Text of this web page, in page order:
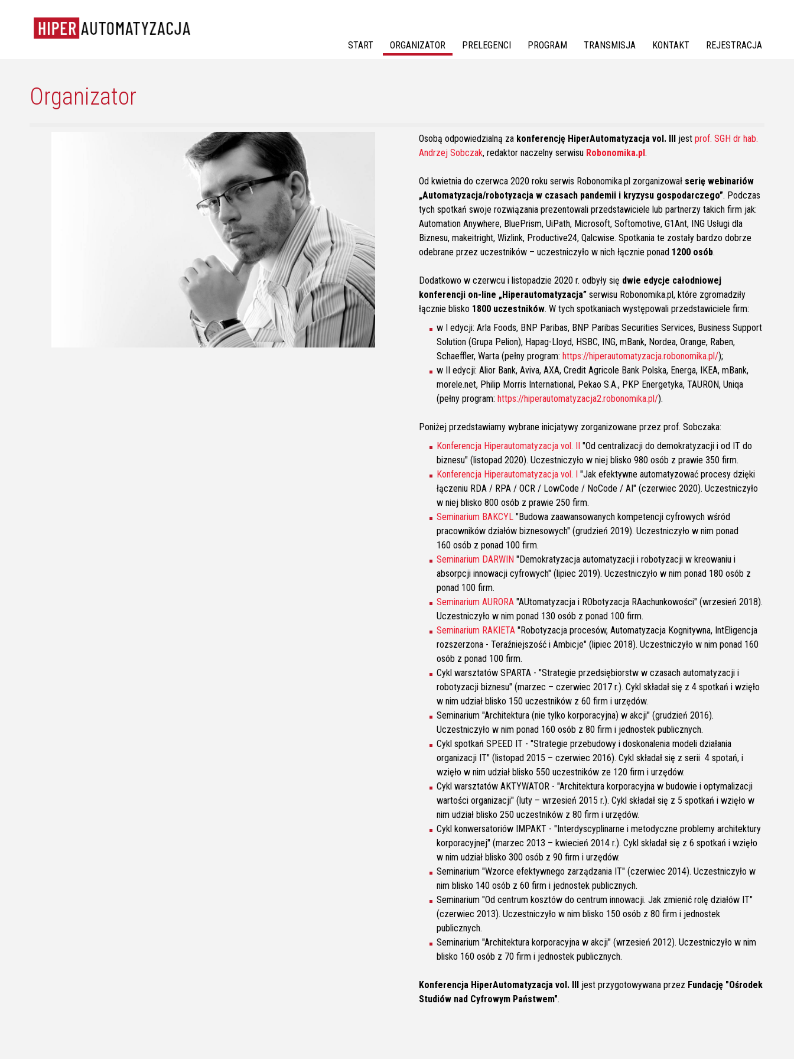
START ORGANIZATOR PRELEGENCI PROGRAM TRANSMISJA KONTAKT REJESTRACJA
Organizator
Osobą odpowiedzialną za konferencję HiperAutomatyzacja vol. III jestprof. SGH dr hab.
Andrzej Sobczak, redaktor naczelny serwisu Robonomika.pl.
Od kwietnia do czerwca 2020 roku serwis Robonomika.pl zorganizował serię webinariów
„Automatyzacja/robotyzacja w czasach pandemii i kryzysu gospodarczego”. Podczas
tych spotkań swoje rozwiązania prezentowali przedstawiciele lub partnerzy takich firm jak:
Automation Anywhere, BluePrism, UiPath, Microsoft, Softomotive, G1Ant, ING Usługi dla
Biznesu, makeitright, Wizlink, Productive24, Qalcwise. Spotkania te zostały bardzo dobrze
odebrane przez uczestników – uczestniczyło w nich łącznie ponad 1200 osób.
Dodatkowo w czerwcu i listopadzie 2020 r. odbyły się dwie edycje całodniowej
konferencji on-line „Hiperautomatyzacja” serwisu Robonomika.pl, które zgromadziły
łącznie blisko 1800 uczestników. W tych spotkaniach występowali przedstawiciele firm:
w I edycji: Arla Foods, BNP Paribas, BNP Paribas Securities Services, Business Support
Solution (Grupa Pelion), Hapag-Lloyd, HSBC, ING, mBank, Nordea, Orange, Raben,
Schaeffler, Warta (pełny program:https://hiperautomatyzacja.robonomika.pl/);
w II edycji: Alior Bank, Aviva, AXA, Credit Agricole Bank Polska, Energa, IKEA, mBank,
morele.net, Philip Morris International, Pekao S.A., PKP Energetyka, TAURON, Uniqa
(pełny program:https://hiperautomatyzacja2.robonomika.pl/).
Poniżej przedstawiamy wybrane inicjatywy zorganizowane przez prof. Sobczaka:
Konferencja Hiperautomatyzacja vol. II "Od centralizacji do demokratyzacji i od IT do
biznesu" (listopad 2020). Uczestniczyło w niej blisko 980 osób z prawie 350 firm.
Konferencja Hiperautomatyzacja vol. I "Jak efektywne automatyzować procesy dzięki
łączeniu RDA / RPA / OCR / LowCode / NoCode / AI" (czerwiec 2020). Uczestniczyło
w niej blisko 800 osób z prawie 250 firm.
Seminarium BAKCYL "Budowa zaawansowanych kompetencji cyfrowych wśród
pracowników działów biznesowych" (grudzień 2019). Uczestniczyło w nim ponad
160 osób z ponad 100 firm.
Seminarium DARWIN "Demokratyzacja automatyzacji i robotyzacji w kreowaniu i
absorpcji innowacji cyfrowych" (lipiec 2019). Uczestniczyło w nim ponad 180 osób z
ponad 100 firm.
Seminarium AURORA "AUtomatyzacja i RObotyzacja RAachunkowości" (wrzesień 2018).
Uczestniczyło w nim ponad 130 osób z ponad 100 firm.
Seminarium RAKIETA "Robotyzacja procesów, Automatyzacja Kognitywna, IntEligencja
rozszerzona - Teraźniejszość i Ambicje" (lipiec 2018). Uczestniczyło w nim ponad 160
osób z ponad 100 firm.
Cykl warsztatów SPARTA - "Strategie przedsiębiorstw w czasach automatyzacji i
robotyzacji biznesu" (marzec – czerwiec 2017 r.). Cykl składał się z 4 spotkań i wzięło
w nim udział blisko 150 uczestników z 60 firm i urzędów.
Seminarium "Architektura (nie tylko korporacyjna) w akcji" (grudzień 2016).
Uczestniczyło w nim ponad 160 osób z 80 firm i jednostek publicznych.
Cykl spotkań SPEED IT - "Strategie przebudowy i doskonalenia modeli działania
organizacji IT" (listopad 2015 – czerwiec 2016). Cykl składał się z serii 4 spotań, i
wzięło w nim udział blisko 550 uczestników ze 120 firm i urzędów.
Cykl warsztatów AKTYWATOR - "Architektura korporacyjna w budowie i optymalizacji
wartości organizacji" (luty – wrzesień 2015 r.). Cykl składał się z 5 spotkań i wzięło w
nim udział blisko 250 uczestników z 80 firm i urzędów.
Cykl konwersatoriów IMPAKT - "Interdyscyplinarne i metodyczne problemy architektury
korporacyjnej" (marzec 2013 – kwiecień 2014 r.). Cykl składał się z 6 spotkań i wzięło
w nim udział blisko 300 osób z 90 firm i urzędów.
Seminarium "Wzorce efektywnego zarządzania IT" (czerwiec 2014). Uczestniczyło w
nim blisko 140 osób z 60 firm i jednostek publicznych.
Seminarium "Od centrum kosztów do centrum innowacji. Jak zmienić rolę działów IT"
(czerwiec 2013). Uczestniczyło w nim blisko 150 osób z 80 firm i jednostek
publicznych.
Seminarium "Architektura korporacyjna w akcji" (wrzesień 2012). Uczestniczyło w nim
blisko 160 osób z 70 firm i jednostek publicznych.
Konferencja HiperAutomatyzacja vol. III jest przygotowywana przez Fundację "Ośrodek
Studiów nad Cyfrowym Państwem".